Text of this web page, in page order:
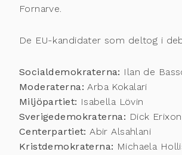
Fornarve.
De EU-kandidater som deltog i
Socialdemokraterna: Ilan de
Moderaterna:Arba Kokalari
Miljöpartiet: Isabella Lövin
Sverigedemokraterna: Dick Erixon
Centerpartiet:Abir Alsahlani
Kristdemokraterna: Michaela